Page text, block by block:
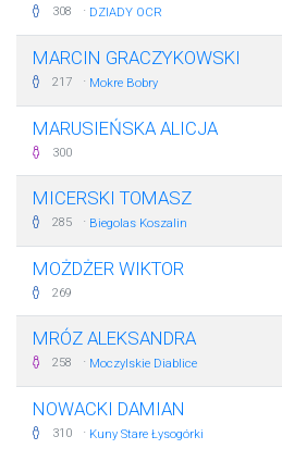
308 · DZIADY OCR
MARCIN GRACZYKOWSKI
217 · Mokre Bobry
MARUSIEŃSKA ALICJA
300
MICERSKI TOMASZ
285 · Biegolas Koszalin
MOŻDŻER WIKTOR
269
MRÓZ ALEKSANDRA
258 · Moczylskie Diablice
NOWACKI DAMIAN
310 · Kuny Stare Łysogórki